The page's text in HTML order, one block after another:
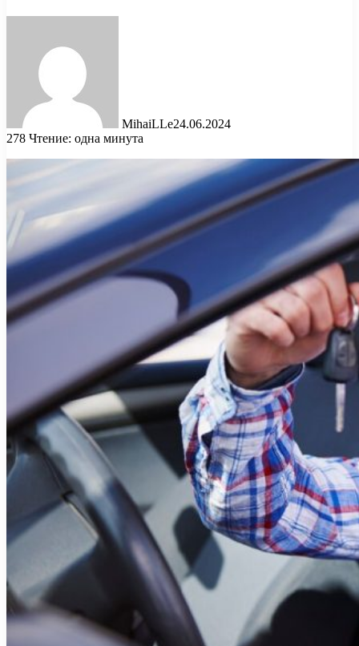
MihaiLLe24.06.2024
278 Чтение: одна минута